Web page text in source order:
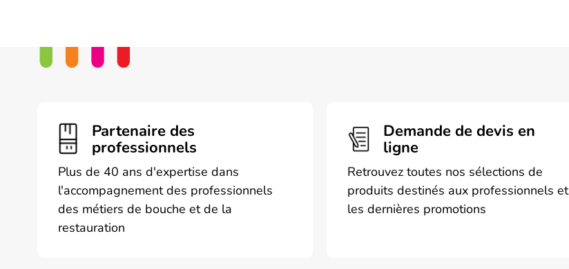
Partenaire des
professionnels
Plus de 40 ans d'expertise dans
l'accompagnement des professionnels
des métiers de bouche et de la
restauration
Demande de devis en
ligne
Retrouvez toutes nos sélections de
produits destinés aux professionnels et
les dernières promotions